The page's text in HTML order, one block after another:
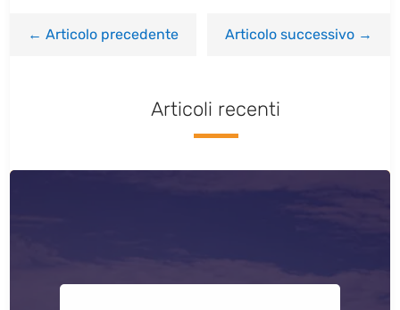
←Articolo precedente Articolo successivo→
Articoli recenti